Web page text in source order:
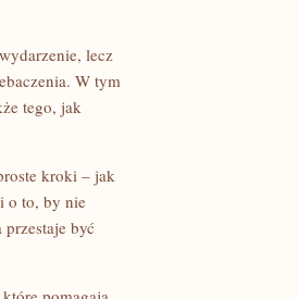
lecz
W tym
tego, jak
kroki – jak
o to, by nie
być